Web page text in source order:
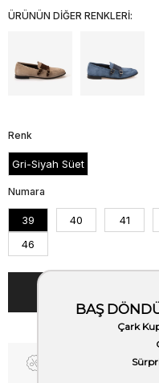
ÜRÜNÜN DİĞER RENKLERİ:
Renk
Gri-Siyah Süet
Numara
39 40 41
46
Fiyat Düşünce Haber Ver